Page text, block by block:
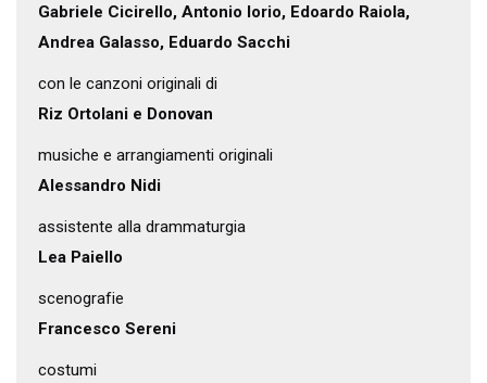
Gabriele Cicirello, Antonio Iorio, Edoardo Raiola,
Andrea Galasso, Eduardo Sacchi
con le canzoni originali di
Riz Ortolani e Donovan
musiche e arrangiamenti originali
Alessandro Nidi
assistente alla drammaturgia
Lea Paiello
scenografie
Francesco Sereni
costumi